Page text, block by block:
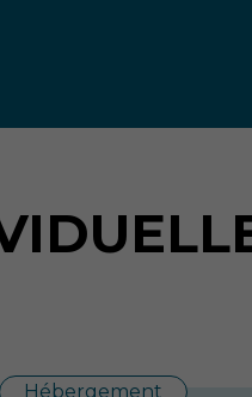
Hébergement